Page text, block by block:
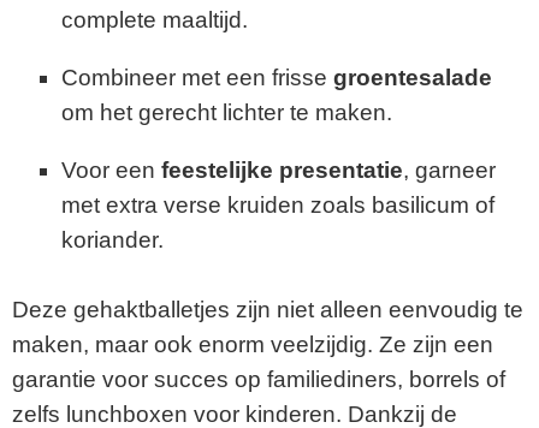
complete maaltijd.
Combineer met een frisse groentesalade
om het gerecht lichter te maken.
Voor een feestelijke presentatie, garneer
met extra verse kruiden zoals basilicum of
koriander.
Deze gehaktballetjes zijn niet alleen eenvoudig te
maken, maar ook enorm veelzijdig. Ze zijn een
garantie voor succes op familiediners, borrels of
zelfs lunchboxen voor kinderen. Dankzij de